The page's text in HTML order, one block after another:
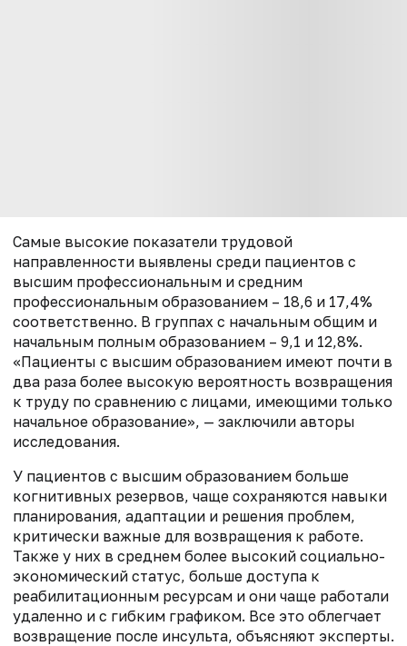
Самые высокие показатели трудовой
направленности выявлены среди пациентов с
высшим профессиональным и средним
профессиональным образованием – 18,6 и 17,4%
соответственно. В группах с начальным общим и
начальным полным образованием – 9,1 и 12,8%.
«Пациенты с высшим образованием имеют почти в
два раза более высокую вероятность возвращения
к труду по сравнению с лицами, имеющими только
начальное образование», — заключили авторы
исследования.
У пациентов с высшим образованием больше
когнитивных резервов, чаще сохраняются навыки
планирования, адаптации и решения проблем,
критически важные для возвращения к работе.
Также у них в среднем более высокий социально-
экономический статус, больше доступа к
реабилитационным ресурсам и они чаще работали
удаленно и с гибким графиком. Все это облегчает
возвращение после инсульта, объясняют эксперты.